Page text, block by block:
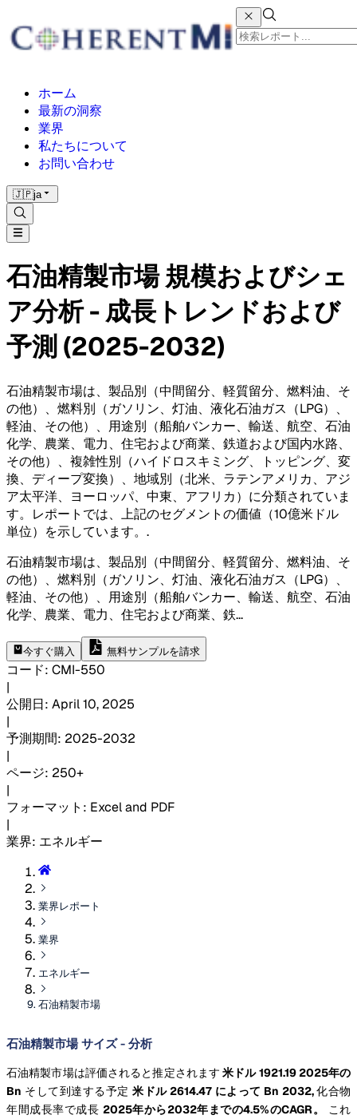
ホーム
最新の洞察
業界
私たちについて
お問い合わせ
🇯🇵ja
石油精製市場 規模およびシェ
ア分析 - 成長トレンドおよび
予測 (2025-2032)
石油精製市場は、製品別（中間留分、軽質留分、燃料油、そ
の他）、燃料別（ガソリン、灯油、液化石油ガス（LPG）、
軽油、その他）、用途別（船舶バンカー、輸送、航空、石油
化学、農業、電力、住宅および商業、鉄道および国内水路、
その他）、複雑性別（ハイドロスキミング、トッピング、変
換、ディープ変換）、地域別（北米、ラテンアメリカ、アジ
ア太平洋、ヨーロッパ、中東、アフリカ）に分類されていま
す。レポートでは、上記のセグメントの価値（10億米ドル
単位）を示しています。 .
石油精製市場は、製品別（中間留分、軽質留分、燃料油、そ
の他）、燃料別（ガソリン、灯油、液化石油ガス（LPG）、
軽油、その他）、用途別（船舶バンカー、輸送、航空、石油
化学、農業、電力、住宅および商業、鉄...
今すぐ購入 無料サンプルを請求
コード: CMI-550
|
公開日: April 10, 2025
|
予測期間: 2025-2032
|
ページ: 250+
|
フォーマット : Excel and PDF
|
業界: エネルギー
業界レポート
業界
エネルギー
石油精製市場
石油精製市場 サイズ - 分析
石油精製市場は評価されると推定されます 米ドル 1921.19 2025年の
Bn そして到達する予定米ドル 2614.47 によって Bn 2032,化合物
年間成長率で成長 2025年から2032年までの4.5%のCAGR。
これ